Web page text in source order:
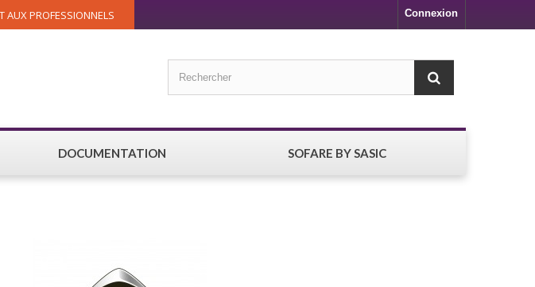
Connexion
AUX PROFESSIONNELS
DOCUMENTATION SOFARE BY SASIC